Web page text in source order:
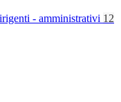
- amministrativi 12